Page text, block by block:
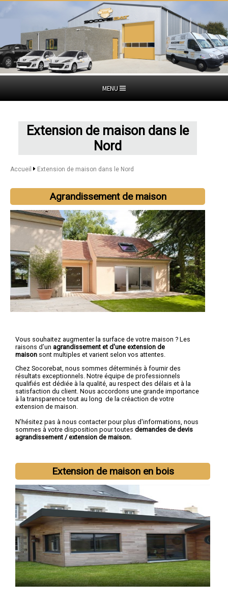
MENU
Extension de maison dans le
Nord
Accueil Extension de maison dans le Nord
Agrandissement de maison
Vous souhaitez augmenter la surface de votre maison ? Les
raisons d’un agrandissement et d'une extension de
maison sont multiples et varient selon vos attentes.
Chez Socorebat, nous sommes déterminés à fournir des
résultats exceptionnels. Notre équipe de professionnels
qualifiés est dédiée à la qualité, au respect des délais et à la
satisfaction du client. Nous accordons une grande importance
à la transparence tout au long de la créaction de votre
extension de maison.
N'hésitez pas à nous contacter pour plus d'informations, nous
sommes à votre disposition pour toutes demandes de devis
agrandissement / extension de maison.
Extension de maison en bois